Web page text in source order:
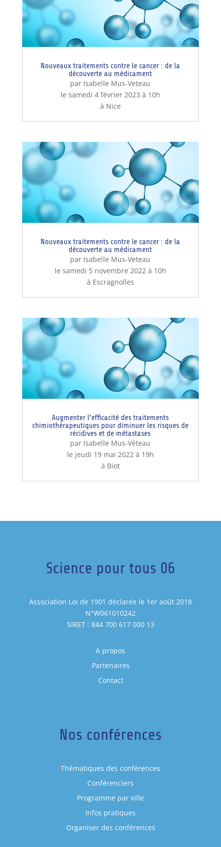
Nouveaux traitements contre le cancer : de la
découverte au médicament
par Isabelle Mus-Veteau
le samedi 4 février 2023 à 10h
à Nice
Nouveaux traitements contre le cancer : de la
découverte au médicament
par Isabelle Mus-Veteau
le samedi 5 novembre 2022 à 10h
à Escragnolles
Augmenter l’efficacité des traitements
chimiothérapeutiques pour diminuer les risques de
récidives et de métastases
par Isabelle Mus-Véteau
le jeudi 19 mai 2022 à 19h
à Biot
Science pour tous 06
Association Loi de 1901 déclarée le 1er août 2018
N°W061010242
SIRET : 844 700 617 000 13
A propos
Partenaires
Contact
Nos conférences
Thématiques des conférences
Conférenciers
Programme par ville
Infos pratiques
Organiser des conférences